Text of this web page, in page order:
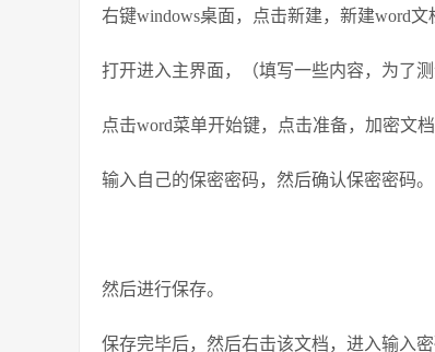
右键windows桌面，点击新建，新建word文
打开进入主界面，（填写一些内容，为了测
点击word菜单开始键，点击准备，加密文档
输入自己的保密密码，然后确认保密密码。
然后进行保存。
保存完毕后，然后右击该文档，进入输入密